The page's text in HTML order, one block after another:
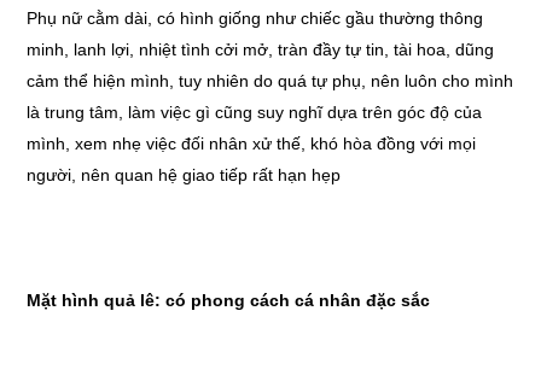
Phụ nữ cằm dài, có hình giống như chiếc gầu thường thông
minh, lanh lợi, nhiệt tình cởi mở, tràn đầy tự tin, tài hoa, dũng
cảm thể hiện mình, tuy nhiên do quá tự phụ, nên luôn cho mình
là trung tâm, làm việc gì cũng suy nghĩ dựa trên góc độ của
mình, xem nhẹ việc đối nhân xử thế, khó hòa đồng với mọi
người, nên quan hệ giao tiếp rất hạn hẹp
Mặt hình quả lê: có phong cách cá nhân đặc sắc